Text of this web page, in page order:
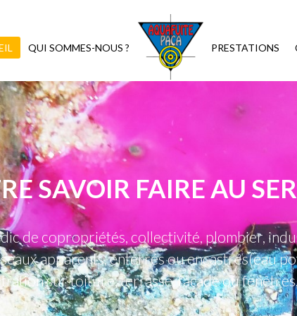
QUI SOMMES-NOUS ? PRESTATIONS
SAVOIR FAIRE AU
de copropriétés, collectivité, plombier,
apparents, enterrés ou encastrés(eau
sur toiture, terrasse, façade ou